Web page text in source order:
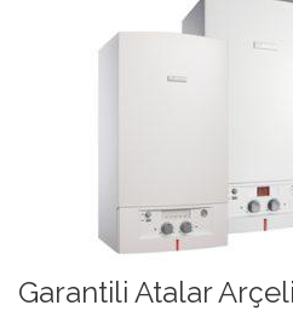
Garantili Atalar